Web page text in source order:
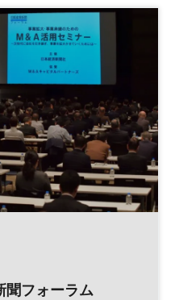
聞フォーラム